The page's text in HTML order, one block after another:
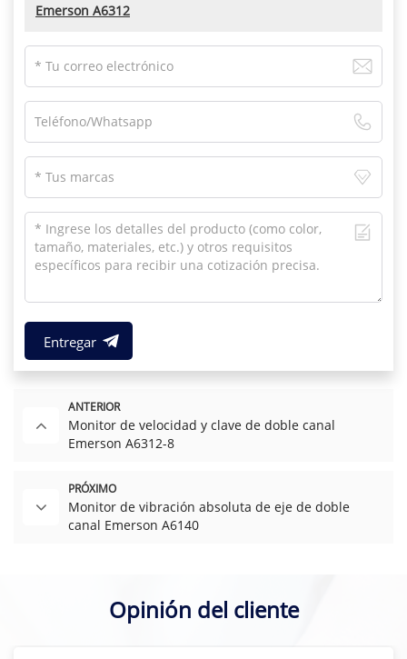
Emerson A6312
Entregar
ANTERIOR
Monitor de velocidad y clave de doble canal
Emerson A6312-8
PRÓXIMO
Monitor de vibración absoluta de eje de doble
canal Emerson A6140
Opinión del cliente